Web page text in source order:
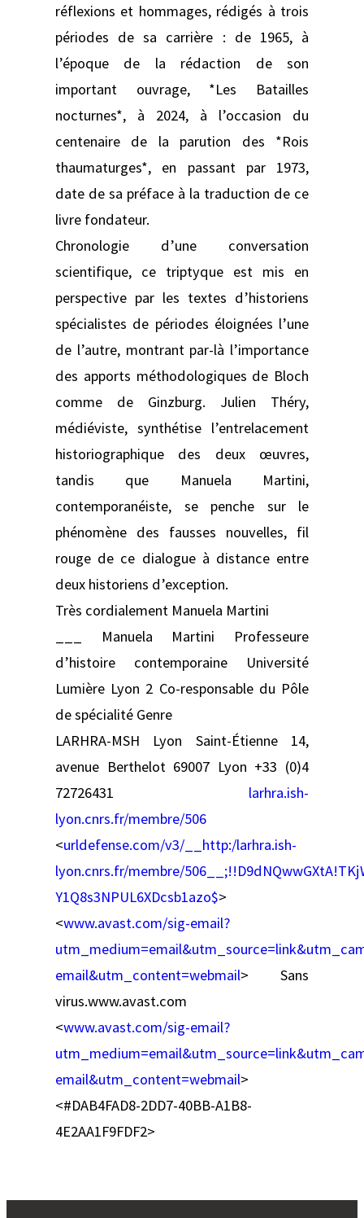
réflexions et hommages, rédigés à trois
périodes de sa carrière : de 1965, à
l’époque de la rédaction de son
important ouvrage, *Les Batailles
nocturnes*, à 2024, à l’occasion du
centenaire de la parution des *Rois
thaumaturges*, en passant par 1973,
date de sa préface à la traduction de ce
livre fondateur.
Chronologie d’une conversation
scientifique, ce triptyque est mis en
perspective par les textes d’historiens
spécialistes de périodes éloignées l’une
de l’autre, montrant par-là l’importance
des apports méthodologiques de Bloch
comme de Ginzburg. Julien Théry,
médiéviste, synthétise l’entrelacement
historiographique des deux œuvres,
tandis que Manuela Martini,
contemporanéiste, se penche sur le
phénomène des fausses nouvelles, fil
rouge de ce dialogue à distance entre
deux historiens d’exception.
Très cordialement Manuela Martini
___ Manuela Martini Professeure
d’histoire contemporaine Université
Lumière Lyon 2 Co-responsable du Pôle
de spécialité Genre
LARHRA-MSH Lyon Saint-Étienne 14,
avenue Berthelot 69007 Lyon +33 (0)4
72726431 larhra.ish-
lyon.cnrs.fr/membre/506
<urldefense.com/v3/__http:/larhra.ish-
lyon.cnrs.fr/membre/
Y1Q8s3NPUL6XDcsb1azo$>
<www.avast.com/sig-email?
email&utm_content=webmail> Sans
virus.www.avast.com
<www.avast.com/sig-email?
email&utm_content=webmail>
<#DAB4FAD8-2DD7-40BB-A1B8-
4E2AA1F9FDF2>